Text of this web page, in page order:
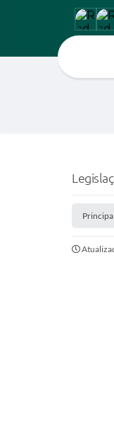
Principal